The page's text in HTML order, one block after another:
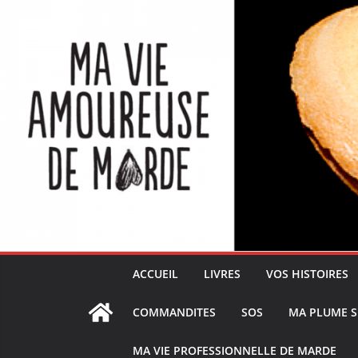
ACCUEIL LIVRES VOS HISTOIRES
COMMANDITES SOS MA PLUME
MA VIE PROFESSIONNELLE DE MARDE